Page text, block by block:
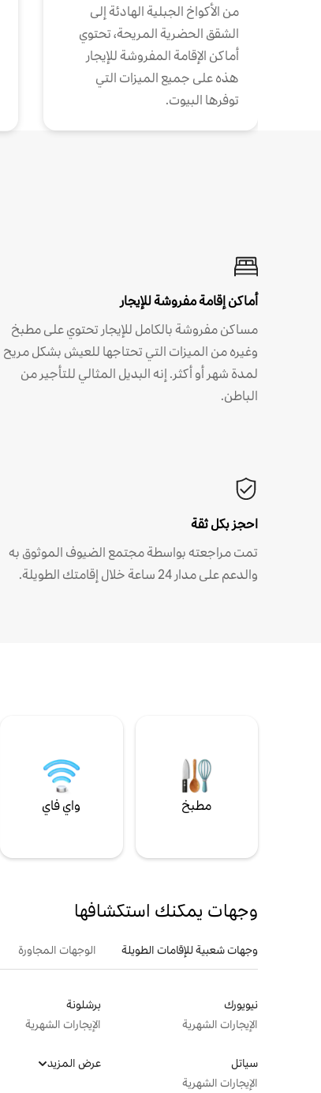
من الأكواخ الجبلية الهادئة إلى
الشقق الحضرية المريحة، تحتوي
أماكن الإقامة المفروشة للإيجار
هذه على جميع الميزات التي
توفرها البيوت.
أماكن إقامة مفروشة للإيجار
مساكن مفروشة بالكامل للإيجار تحتوي على مطبخ
وغيره من الميزات التي تحتاجها للعيش بشكل مريح
لمدة شهر أو أكثر. إنه البديل المثالي للتأجير من
الباطن.
احجز بكل ثقة
تمت مراجعته بواسطة مجتمع الضيوف الموثوق به
والدعم على مدار 24 ساعة خلال إقامتك الطويلة.
مطبخ واي فاي
وجهات يمكنك استكشافها
وجهات شعبية للإقامات الطويلة الوجهات المجاورة
نيويورك
الإيجارات الشهرية
برشلونة
الإيجارات الشهرية
سياتل
الإيجارات الشهرية
عرض المزيد